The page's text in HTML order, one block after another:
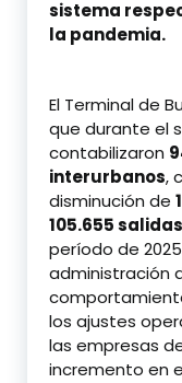
sistema
la pandemia.
El Terminal de
que durante el
contabilizaron
interurbanos,
disminución de
105.655 salidas
período de
administración
los ajustes
las empresas
incremento en